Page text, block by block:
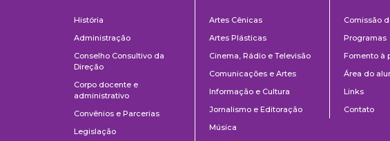
História
Administração
Conselho Consultivo da
Direção
Corpo docente e
administrativo
Convênios e Parcerias
Legislação
Artes Cênicas
Artes Plásticas
Cinema, Rádio e Televisão
Comunicações e Artes
Informação e Cultura
Jornalismo e Editoração
Música
Comissão
Programas
Fomento à
Área do
Links
Contato